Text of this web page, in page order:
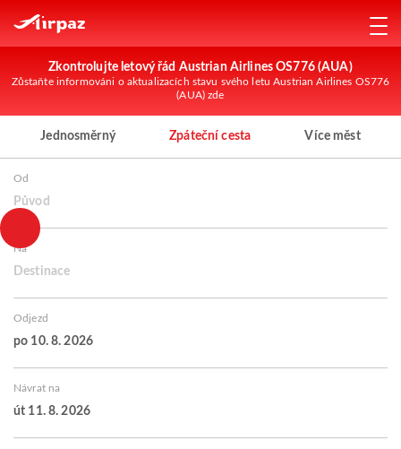
Zkontrolujte letový řád Austrian Airlines OS776 (AUA)
Zůstaňte informováni o aktualizacích stavu svého letu Austrian Airlines OS776
(AUA) zde
Jednosměrný Zpáteční cesta Více měst
Od
Původ
Na
Destinace
Odjezd
po 10. 8. 2026
Návrat na
út 11. 8. 2026